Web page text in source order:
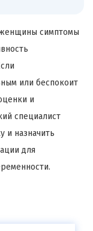
симптомы
или беспокоит
и
специалист
и назначить
для